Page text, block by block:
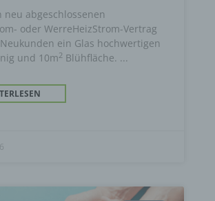
neu abgeschlossenen
oder WerreHeizStrom-Vertrag
ein Glas hochwertigen
und 10m2 Blühfläche.